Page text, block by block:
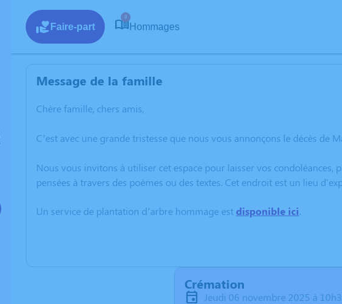
Faire-part
8
Hommages
Message de la famille
Chère famille, chers amis,
C’est avec une grande tristesse que nous vous annonçons le décès de
Nous vous invitons à utiliser cet espace pour laisser vos
pensées à travers des poèmes ou des textes. Cet endroit est un lieu
Un service de plantation d’arbre hommage estdisponible ici.
Crémation
jeudi 06 novembre 2025 à